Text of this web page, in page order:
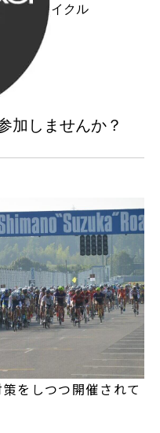
イクル
加しませんか？
をしつつ開催されて